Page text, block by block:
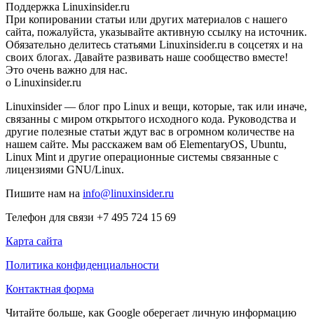
Поддержка Linuxinsider.ru
При копировании статьи или других материалов c нашего
сайта, пожалуйста, указывайте активную ссылку на источник.
Обязательно делитесь статьями Linuxinsider.ru в соцсетях и на
своих блогах. Давайте развивать наше сообщество вместе!
Это очень важно для нас.
о Linuxinsider.ru
Linuxinsider — блог про Linux и вещи, которые, так или иначе,
связанны с миром открытого исходного кода. Руководства и
другие полезные статьи ждут вас в огромном количестве на
нашем сайте. Мы расскажем вам об ElementaryOS, Ubuntu,
Linux Mint и другие операционные системы связанные с
лицензиями GNU/Linux.
Пишите нам на info@linuxinsider.ru
Телефон для связи +7 495 724 15 69
Карта сайта
Политика конфиденциальности
Контактная форма
Читайте больше, как Google оберегает личную информацию